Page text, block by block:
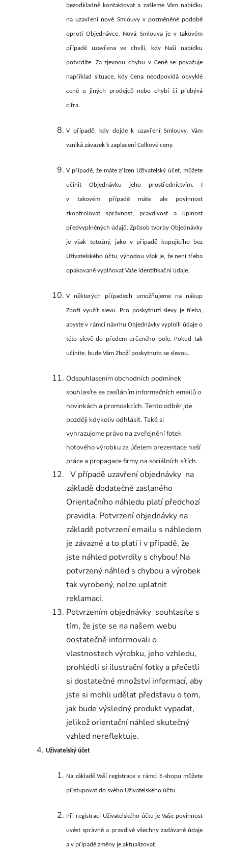
bezodkladně kontaktovat a zašleme Vám nabídku
na uzavření nové Smlouvy v pozměněné podobě
oproti Objednávce. Nová Smlouva je v takovém
případě uzavřena ve chvíli, kdy Naši nabídku
potvrdíte. Za zjevnou chybu v Ceně se považuje
například situace, kdy Cena neodpovídá obvyklé
ceně u jiných prodejců nebo chybí či přebývá
cifra.
V případě, kdy dojde k uzavření Smlouvy, Vám
vzniká závazek k zaplacení Celkové ceny.
V případě, že máte zřízen Uživatelský účet, můžete
učinit Objednávku jeho prostřednictvím. I
v takovém případě máte ale povinnost
zkontrolovat správnost, pravdivost a úplnost
předvyplněných údajů. Způsob tvorby Objednávky
je však totožný, jako v případě kupujícího bez
Uživatelského účtu, výhodou však je, že není třeba
opakovaně vyplňovat Vaše identifikační údaje.
V některých případech umožňujeme na nákup
Zboží využít slevu. Pro poskytnutí slevy je třeba,
abyste v rámci návrhu Objednávky vyplnili údaje o
této slevě do předem určeného pole. Pokud tak
učiníte, bude Vám Zboží poskytnuto se slevou.
Odsouhlasením obchodních podmínek
souhlasíte se zasíláním informačních emailů o
novinkách a promoakcích. Tento odběr jde
později kdykoliv odhlásit. Také si
vyhrazujeme právo na zveřejnění fotek
hotového výrobku za účelem prezentace naší
práce a propagace firmy na sociálních sítích.
V případě uzavření objednávky na
základě dodatečně zaslaného
Orientačního náhledu platí předchozí
pravidla. Potvrzení objednávky na
základě potvrzení emailu s náhledem
je závazné a to platí i v případě, že
jste náhled potvrdily s chybou! Na
potvrzený náhled s chybou a výrobek
tak vyrobený, nelze uplatnit
reklamaci.
Potvrzením objednávky souhlasíte s
tím, že jste se na našem webu
dostatečně informovali o
vlastnostech výrobku, jeho vzhledu,
prohlédli si ilustrační fotky a přečetli
si dostatečné množství informací, aby
jste si mohli udělat představu o tom,
jak bude výsledný produkt vypadat,
jelikož orientační náhled skutečný
vzhled nereflektuje.
Uživatelský účet
Na základě Vaší registrace v rámci E-shopu můžete
přistupovat do svého Uživatelského účtu.
Při registraci Uživatelského účtu je Vaše povinnost
uvést správně a pravdivě všechny zadávané údaje
a v případě změny je aktualizovat.